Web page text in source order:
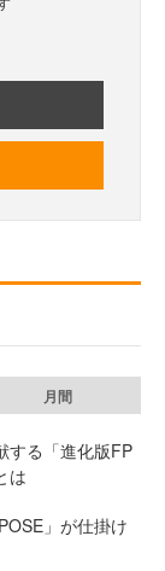
月間
する「進化版FP
は
」が仕掛け